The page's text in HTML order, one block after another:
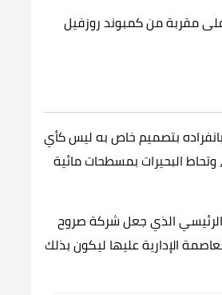
مقربة من كمبوند روزفيل
بتصميم خاص به ليس كأي
البحيرات بمسطحات مائية
الرئيسي الذي جعل شركة صروح
الإدارية عليها ليكون بذلك